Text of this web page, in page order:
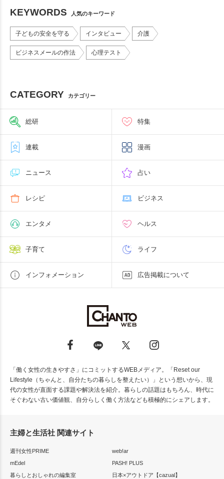
KEYWORDS 人気のキーワード
子どもの安全を守る インタビュー 介護
ビジネスメールの作法 心理テスト
CATEGORY カテゴリー
総研 特集
連載 漫画
ニュース 占い
レシピ ビジネス
エンタメ ヘルス
子育て ライフ
インフォメーション 広告掲載について
「働く女性の生きやすさ」にコミットするWEBメディア。「Reset our
Lifestyle（ちゃんと、自分たちの暮らしを整えたい）」という想いから、現
代の女性が直面する課題や解決法を紹介。暮らしの話題はもちろん、時代に
そぐわない古い価値観、自分らしく働く方法なども積極的にシェアします。
主婦と生活社 関連サイト
週刊女性PRIME
web!ar
mEdel
PASH! PLUS
暮らしとおしゃれの編集室
日本×アウトドア【cazual】